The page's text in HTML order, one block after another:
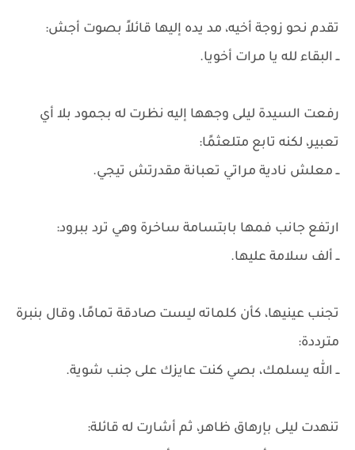
تقدم نحو زوجة أخيه، مد يده إليها قائلاً بصوت أجش:
ــ البقاء لله يا مرات أخويا.
رفعت السيدة ليلى وجهها إليه نظرت له بجمود بلا أي
تعبير، لكنه تابع متلعثمًا:
ــ معلش نادية مراتي تعبانة مقدرتش تيجي.
ارتفع جانب فمها بابتسامة ساخرة وهي ترد ببرود:
ــ ألف سلامة عليها.
تجنب عينيها، كأن كلماته ليست صادقة تمامًا، وقال بنبرة
مترددة:
ــ الله يسلمك، بصي كنت عايزك على جنب شوية.
تنهدت ليلى بإرهاق ظاهر، ثم أشارت له قائلة: